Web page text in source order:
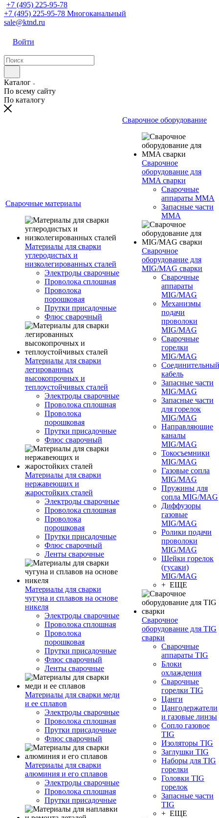
+7 (495) 225-95-78
+7 (495) 225-95-78 Многоканальный
sale@ktnd.ru
Войти
Каталог
По всему сайту
По каталогу
Сварочные материалы
Материалы для сварки
углеродистых и
низколегированных сталей
Электроды сварочные
Проволока сплошная
Проволока
порошковая
Прутки присадочные
Флюс сварочный
Материалы для сварки
легированных
высокопрочных и
теплоустойчивых сталей
Электроды сварочные
Проволока сплошная
Проволока
порошковая
Прутки присадочные
Флюс сварочный
Материалы для сварки
нержавеющих и
жаростойких сталей
Электроды сварочные
Проволока сплошная
Проволока
порошковая
Прутки присадочные
Флюс сварочный
Ленты сварочные
Материалы для сварки
чугуна и сплавов на основе
никеля
Электроды сварочные
Проволока сплошная
Проволока
порошковая
Прутки присадочные
Флюс сварочный
Ленты сварочные
Материалы для сварки меди
и ее сплавов
Электроды сварочные
Проволока сплошная
Прутки присадочные
Флюс сварочный
Материалы для сварки
алюминия и его сплавов
Электроды сварочные
Проволока сплошная
Прутки присадочные
Сварочное оборудование
Сварочное
оборудование для
MMA сварки
Сварочные
аппараты MMA
Запасные части
MMA
Сварочное
оборудование для
MIG/MAG сварки
Сварочные
аппараты
MIG/MAG
Механизмы
подачи
проволоки
MIG/MAG
Сварочные
горелки
MIG/MAG
Соединительный
кабель
Запасные части
MIG/MAG
Запасные части
для горелок
MIG/MAG
Направляющие
каналы
MIG/MAG
Токосъемники
MIG/MAG
Газовые сопла
MIG/MAG
Пружины для
сопла MIG/MAG
Диффузоры
газовые
MIG/MAG
Ролики подачи
проволоки
MIG/MAG
Шейки горелок
(гусаки)
MIG/MAG
+ ЕЩЕ
Сварочное
оборудование для TIG
сварки
Сварочные
аппараты TIG
Блоки
охлаждения
Сварочные
горелки TIG
Цанги
Цангодержатели
и газовые линзы
Сопло газовое
TIG
Изоляторы TIG
Заглушки TIG
Наборы для TIG
горелки
Головки TIG
горелок
Запасные части
TIG
+ ЕЩЕ